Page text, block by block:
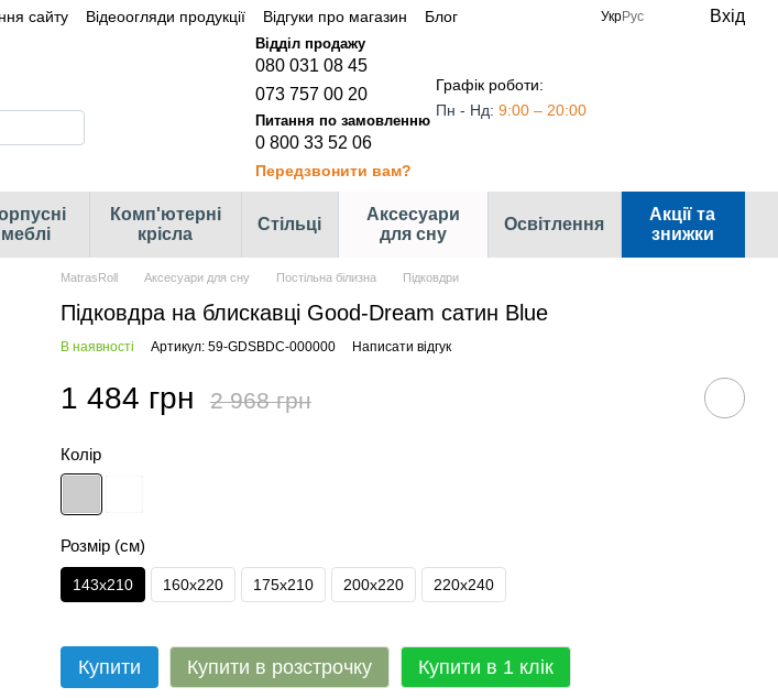
сайту Відеоогляди продукції Відгуки про магазин
Блог
УкрРус Вхід
080 031 08 45
073 757 00 20
0 800 33 52 06
Передзвонити вам?
Графік роботи:
Пн - Нд:9:00 – 20:00
меблі
Комп'ютерні
крісла
Стільці
Аксесуари
для сну
Освітлення
Акції та
знижки
MatrasRoll Аксесуари для сну Постільна білизна Підковдри
Підковдра на блискавці Good-Dream сатин Blue
В наявності Артикул: 59-GDSBDC-000000 Написати відгук
1 484 грн 2 968 грн
Колір
Розмір (см)
143х210 160х220 175х210 200х220 220х240
Купити Купити в розстрочку Купити в 1 клік